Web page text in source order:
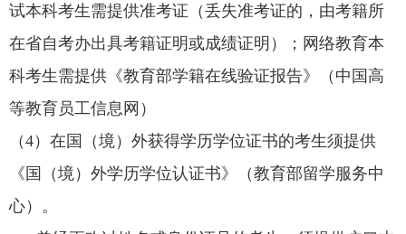
试本科考生需提供准考证（丢失准考证的，由考籍所
在省自考办出具考籍证明或成绩证明）；网络教育本
科考生需提供《教育部学籍在线验证报告》（中国高
等教育员工信息网）
（4）在国（境）外获得学历学位证书的考生须提供
《国（境）外学历学位认证书》（教育部留学服务中
心）。